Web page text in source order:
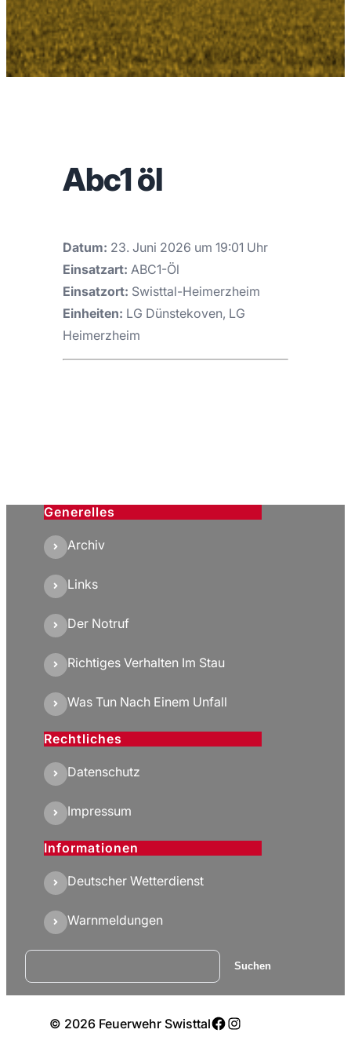
Abc1 öl
Datum: 23. Juni 2026 um 19:01 Uhr
Einsatzart: ABC1-Öl
Einsatzort: Swisttal-Heimerzheim
Einheiten: LG Dünstekoven, LG
Heimerzheim
Generelles
Archiv
Links
Der Notruf
Richtiges Verhalten Im Stau
Was Tun Nach Einem Unfall
Rechtliches
Datenschutz
Impressum
Informationen
Deutscher Wetterdienst
Warnmeldungen
Suchen Suchen
© 2026 Feuerwehr SwisttalFacebook
Instagram